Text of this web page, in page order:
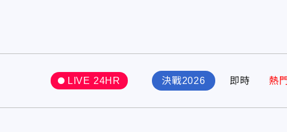
LIVE 24HR 決戰2026 即時 熱門